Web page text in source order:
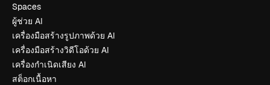
Spaces
ผู้ช่วย AI
เครื่องมือสร้างรูปภาพด้วย AI
เครื่องมือสร้างวิดีโอด้วย AI
เครื่องกำเนิดเสียง AI
สต็อกเนื้อหา